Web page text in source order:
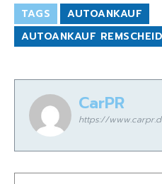
TAGS
AUTOANKAUF
AUTOANKAUF REMSCHEID
CarPR
https://